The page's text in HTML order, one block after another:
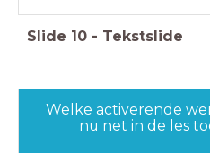
Slide 10 - Tekstslide
Welke activerende
nu net in de les